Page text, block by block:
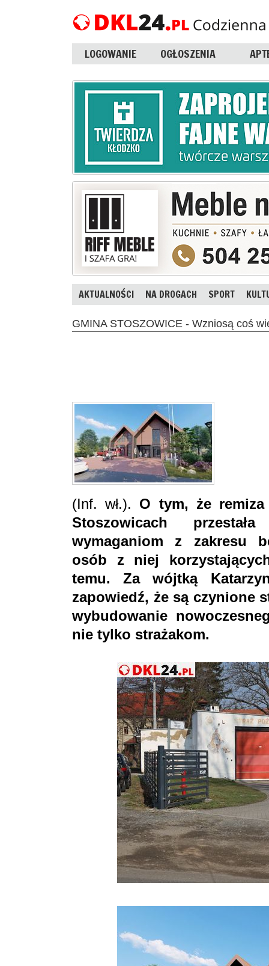
LOGOWANIE OGŁOSZENIA
AKTUALNOŚCI NA DROGACH SPORT
GMINA STOSZOWICE - Wzniosą coś
(Inf. wł.). O tym, że
Stoszowicach
wymaganiom z zakresu
osób z niej
temu. Za wójtką
zapowiedź, że są czynione
wybudowanie
nie tylko strażakom.